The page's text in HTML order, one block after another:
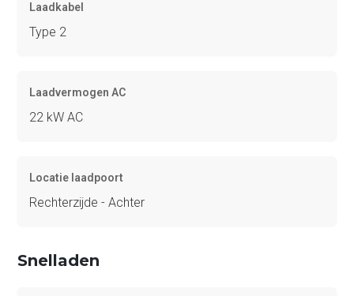
Laadkabel
Type 2
Laadvermogen AC
22 kW AC
Locatie laadpoort
Rechterzijde - Achter
Snelladen